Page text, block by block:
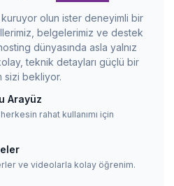
olun ister deneyimli bir
belgelerimiz ve destek
dünyasında asla yalnız
kolay, teknik detayları güçlü bir
sizi bekliyor.
Arayüz
rahat kullanımı için
ve videolarla kolay öğrenim.